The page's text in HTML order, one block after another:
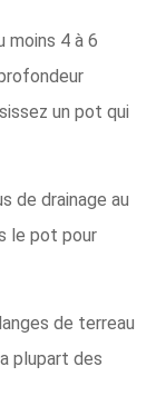
moins 4 à 6
un pot qui
de drainage au
le pot pour
de terreau
plupart des